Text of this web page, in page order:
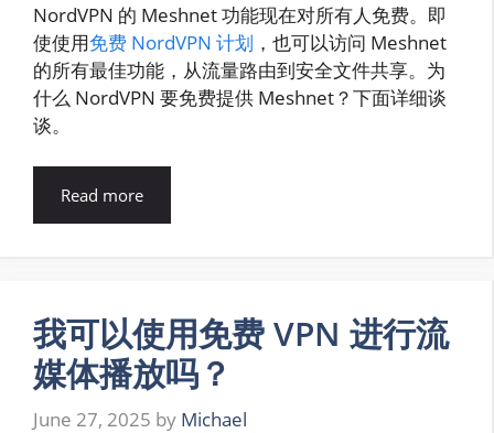
NordVPN 的 Meshnet 功能现在对所有人免费。即
使使用免费 NordVPN 计划 ，也可以访问 Meshnet
的所有最佳功能，从流量路由到安全文件共享。为
什么 NordVPN 要免费提供 Meshnet？下面详细谈
谈。
Read more
我可以使用免费 VPN 进行流
媒体播放吗？
June 27, 2025 by Michael